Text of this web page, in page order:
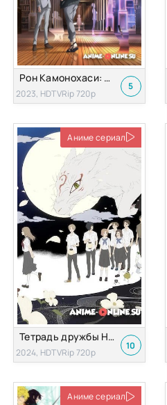
Рон Камонохаси: Невменяемый детектив
2023, HDTVRip 720p
5
Аниме сериал
Тетрадь дружбы Нацумэ 7 Сезон
2024, HDTVRip 720p
10
Аниме сериал